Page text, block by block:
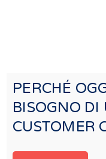
PERCHÉ
BISOGNO DI
CUSTOMER